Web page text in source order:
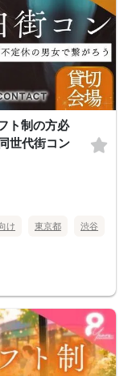
ト制の方必
世代街コン
け 東京都 渋谷